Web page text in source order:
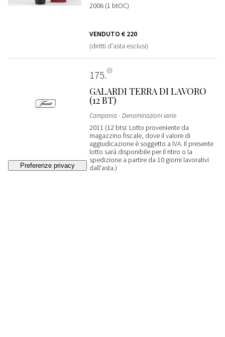
2006 (1 btOC)
VENDUTO € 220
(diritti d'asta esclusi)
175
GALARDI TERRA DI LAVORO
(12 BT)
Campania - Denominazioni varie
2011 (12 btsi: Lotto proveniente da
magazzino fiscale, dove il valore di
aggiudicazione è soggetto a IVA. Il presente
lotto sarà disponibile per il ritiro o la
spedizione a partire da 10 giorni lavorativi
dall'asta.)